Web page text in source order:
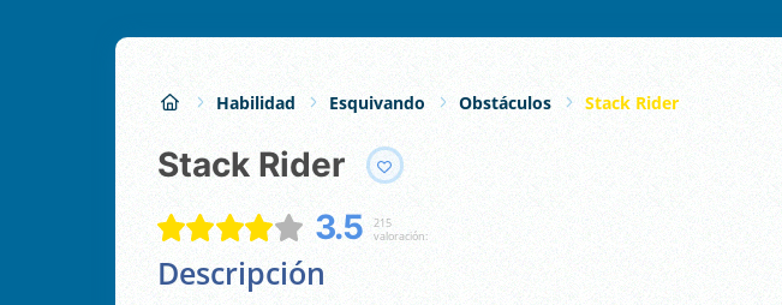
Habilidad Esquivando Obstáculos Stack Rider
Stack Rider
3.5
215
valoración:
Descripción